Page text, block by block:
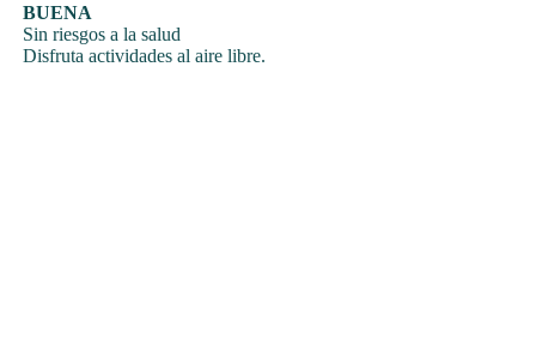
BUENA
Sin riesgos a la salud
Disfruta actividades al aire libre.